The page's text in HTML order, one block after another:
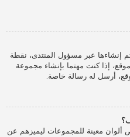
إنشاءها عبر مسؤول المنتدى، نقطة
إذا كنت مهتما بإنشاء مجموعة
أرسل له رسالة خاصة.
معينة للمجموعات ليميزهم عن